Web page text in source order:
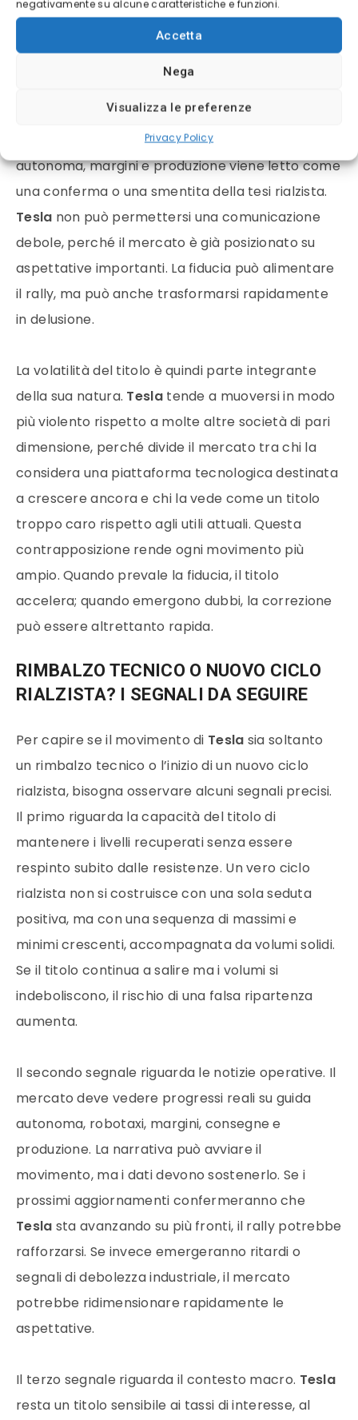
negativamente su alcune caratteristiche e funzioni.
Accetta
Nega
Visualizza le preferenze
Privacy Policy
una valutazione costruita sul futuro, non soltanto
la pressione sulle prossime comunicazioni
aziendali. Ogni aggiornamento su robotaxi, guida
autonoma, margini e produzione viene letto come
una conferma o una smentita della tesi rialzista.
Tesla non può permettersi una comunicazione
debole, perché il mercato è già posizionato su
aspettative importanti. La fiducia può alimentare
il rally, ma può anche trasformarsi rapidamente
in delusione.
La volatilità del titolo è quindi parte integrante
della sua natura. Teslatende a muoversi in modo
più violento rispetto a molte altre società di pari
dimensione, perché divide il mercato tra chi la
considera una piattaforma tecnologica destinata
a crescere ancora e chi la vede come un titolo
troppo caro rispetto agli utili attuali. Questa
contrapposizione rende ogni movimento più
ampio. Quando prevale la fiducia, il titolo
accelera; quando emergono dubbi, la correzione
può essere altrettanto rapida.
RIMBALZO TECNICO O NUOVO CICLO
RIALZISTA? I SEGNALI DA SEGUIRE
Per capire se il movimento di Tesla sia soltanto
un rimbalzo tecnico o l’inizio di un nuovo ciclo
rialzista, bisogna osservare alcuni segnali precisi.
Il primo riguarda la capacità del titolo di
mantenere i livelli recuperati senza essere
respinto subito dalle resistenze. Un vero ciclo
rialzista non si costruisce con una sola seduta
positiva, ma con una sequenza di massimi e
minimi crescenti, accompagnata da volumi solidi.
Se il titolo continua a salire ma i volumi si
indeboliscono, il rischio di una falsa ripartenza
aumenta.
Il secondo segnale riguarda le notizie operative. Il
mercato deve vedere progressi reali su guida
autonoma, robotaxi, margini, consegne e
produzione. La narrativa può avviare il
movimento, ma i dati devono sostenerlo. Se i
prossimi aggiornamenti confermeranno che
Tesla sta avanzando su più fronti, il rally potrebbe
rafforzarsi. Se invece emergeranno ritardi o
segnali di debolezza industriale, il mercato
potrebbe ridimensionare rapidamente le
aspettative.
Il terzo segnale riguarda il contesto macro. Tesla
resta un titolo sensibile ai tassi di interesse, al